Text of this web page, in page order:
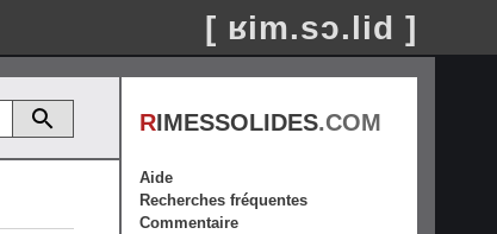
[ ʁim.sɔ.lid ]
RIMESSOLIDES.COM
Aide
Recherches fréquentes
Commentaire